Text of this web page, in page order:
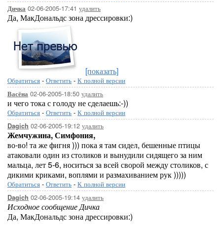
Дичка 02-06-2005-17:41 удалить
Да, МакДональдс зона дрессировки:)
[показать]
Обратиться - Ответить - К полной версии
Васёна 02-06-2005-18:50 удалить
и чего тока с голоду не сделаешь:-))
Обратиться - Ответить - К полной версии
Dagich 02-06-2005-19:12 удалить
Жемчужина,Симфония,
во-во! та же фигня ))) пока я там сидел, бешенные птицы
атаковали один из столиков и вынудили сидящего за ним
мальца, лет 5-6, носиться за всей сворой между столиков, с
дикими криками, воплями и размахиванием рук )))))
Обратиться - Ответить - К полной версии
Dagich 02-06-2005-19:14 удалить
Исходное сообщение Дичка
Да, МакДональдс зона дрессировки:)